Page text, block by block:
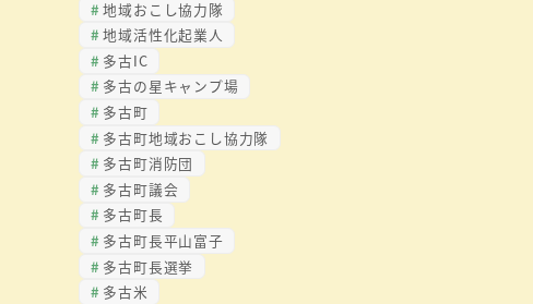
地域おこし協力隊
地域活性化起業人
多古IC
多古の星キャンプ場
多古町
多古町地域おこし協力隊
多古町消防団
多古町議会
多古町長
多古町長平山富子
多古町長選挙
多古米